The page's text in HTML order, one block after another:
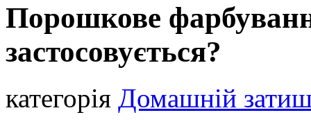
Порошкове
застосовується?
категорія Домашній